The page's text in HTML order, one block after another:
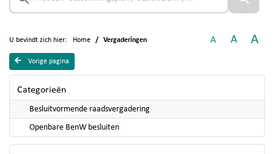
U bevindt zich hier: Home Vergaderingen A A A
Vorige pagina
Categorieën
Besluitvormende raadsvergadering
Openbare BenW besluiten